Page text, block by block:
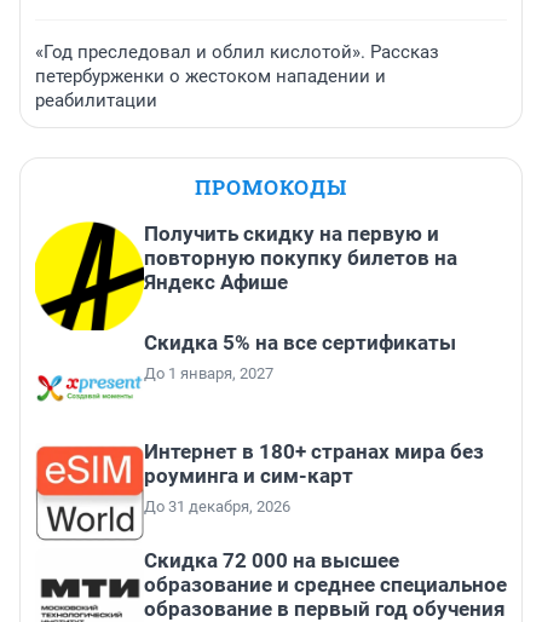
«Год преследовал и облил кислотой». Рассказ
петербурженки о жестоком нападении и
реабилитации
ПРОМОКОДЫ
Получить скидку на первую и
повторную покупку билетов на
Яндекс Афише
Скидка 5% на все сертификаты
До 1 января, 2027
Интернет в 180+ странах мира без
роуминга и сим-карт
До 31 декабря, 2026
Скидка 72 000 на высшее
образование и среднее специальное
образование в первый год обучения